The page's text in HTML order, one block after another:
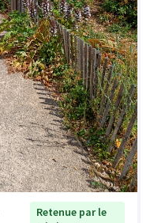
Retenue par le